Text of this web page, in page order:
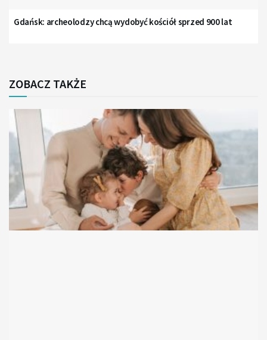
Gdańsk: archeolodzy chcą wydobyć kościół sprzed 900 lat
ZOBACZ TAKŻE